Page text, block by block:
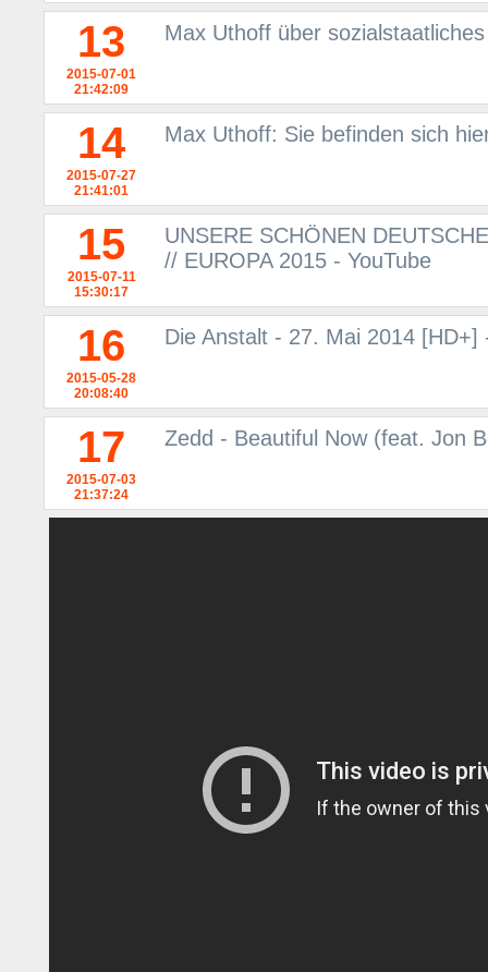
13
2015-07-01
21:42:09
Max Uthoff über
14
2015-07-27
21:41:01
Max Uthoff: Sie befinden sich
15
2015-07-11
15:30:17
UNSERE SCHÖNEN
// EUROPA 2015 - YouTube
16
2015-05-28
20:08:40
Die Anstalt - 27. Mai 2014 [HD+]
17
2015-07-03
21:37:24
Zedd - Beautiful Now (feat. Jon